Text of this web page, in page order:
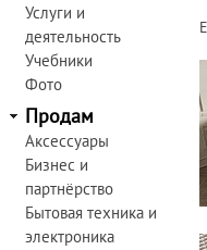
Услуги и
деятельность
Учебники
Фото
Продам
Аксессуары
Бизнес и
партнёрство
Бытовая техника и
электроника